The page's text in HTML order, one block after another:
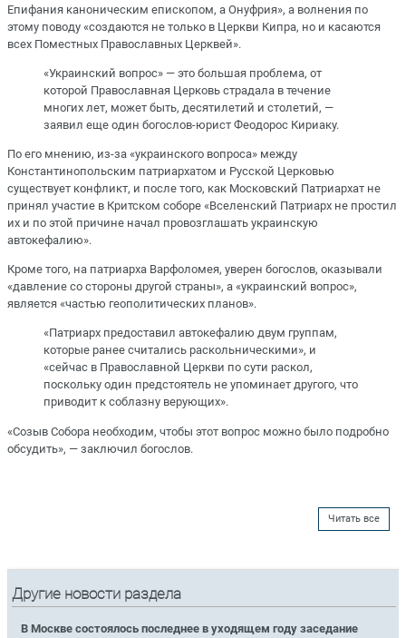
Епифания каноническим епископом, а Онуфрия», а волнения по
этому поводу «создаются не только в Церкви Кипра, но и касаются
всех Поместных Православных Церквей».
«Украинский вопрос» — это большая проблема, от
которой Православная Церковь страдала в течение
многих лет, может быть, десятилетий и столетий, —
заявил еще один богослов-юрист Феодорос Кириаку.
По его мнению, из-за «украинского вопроса» между
Константинопольским патриархатом и Русской Церковью
существует конфликт, и после того, как Московский Патриархат не
принял участие в Критском соборе «Вселенский Патриарх не простил
их и по этой причине начал провозглашать украинскую
автокефалию».
Кроме того, на патриарха Варфоломея, уверен богослов, оказывали
«давление со стороны другой страны», а «украинский вопрос»,
является «частью геополитических планов».
«Патриарх предоставил автокефалию двум группам,
которые ранее считались раскольническими», и
«сейчас в Православной Церкви по сути раскол,
поскольку один предстоятель не упоминает другого, что
приводит к соблазну верующих».
«Созыв Собора необходим, чтобы этот вопрос можно было подробно
обсудить», — заключил богослов.
Читать все
Другие новости раздела
В Москве состоялось последнее в уходящем году заседание